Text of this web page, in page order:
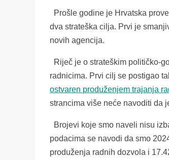
Prošle godine je Hrvatska
dva strateška cilja. Prvi je
novih agencija.
Riječ je o strateškim političko-
radnicima. Prvi cilj se postigao
ostvaren produženjem trajanja
strancima više neće navoditi da
Brojevi koje smo naveli nisu
podacima se navodi da smo
produženja radnih dozvola i